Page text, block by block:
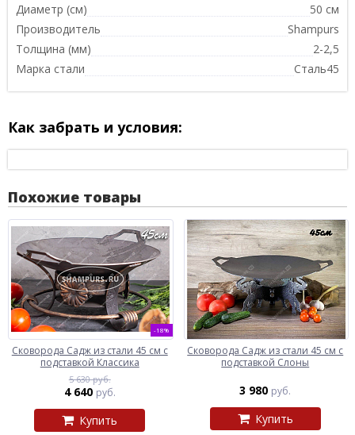
Диаметр (см)
50 см
Производитель
Shampurs
Толщина (мм)
2-2,5
Марка стали
Сталь45
Как забрать и условия:
Похожие товары
-18%
Сковорода Садж из стали 45 см с
подставкой Классика
5 630 руб.
4 640 руб.
Купить
Сковорода Садж из стали 45 см с
подставкой Слоны
3 980 руб.
Купить